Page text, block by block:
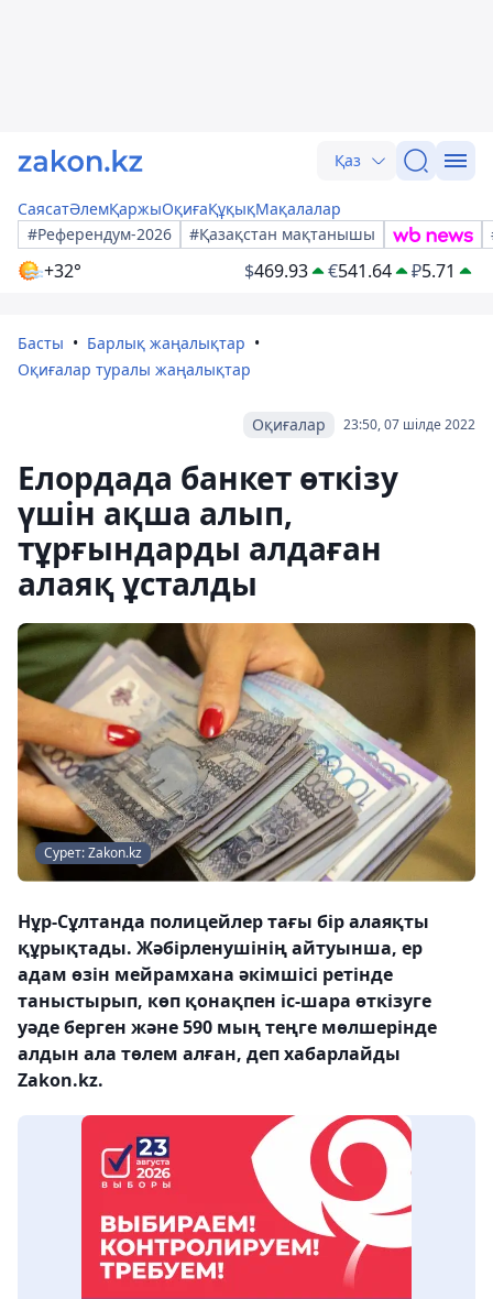
Қаз
СаясатӘлемҚаржыОқиғаҚұқықМақалалар
#Референдум-2026
#Қазақстан мақтанышы
+32° $469.93 €541.64 ₽5.71
Басты
Барлық жаңалықтар
Оқиғалар туралы жаңалықтар
23:50, 07 шілде 2022
Оқиғалар
Елордада банкет өткізу
үшін ақша алып,
тұрғындарды алдаған
алаяқ ұсталды
Сурет: Zakon.kz
Нұр-Сұлтанда полицейлер тағы бір алаяқты
құрықтады. Жәбірленушінің айтуынша, ер
адам өзін мейрамхана әкімшісі ретінде
таныстырып, көп қонақпен іс-шара өткізуге
уәде берген және 590 мың теңге мөлшерінде
алдын ала төлем алған, деп хабарлайды
Zakon.kz.